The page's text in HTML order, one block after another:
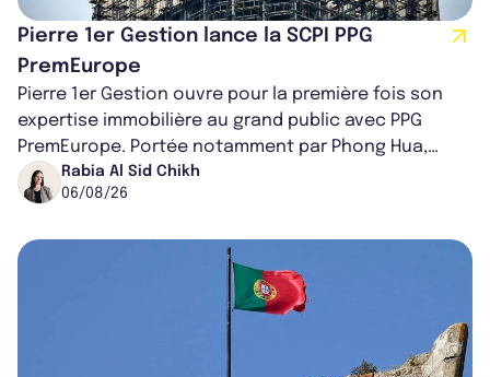
Pierre 1er Gestion lance la SCPI PPG
PremEurope
Pierre 1er Gestion ouvre pour la première fois son
expertise immobilière au grand public avec PPG
PremEurope. Portée notamment par Phong Hua,
ancien directeur des investissements d...
Rabia Al Sid Chikh
06/08/26